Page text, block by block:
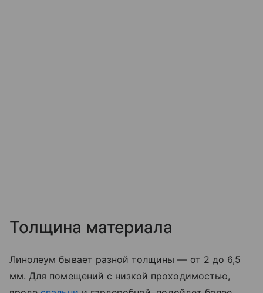
Толщина материала
Линолеум бывает разной толщины — от 2 до 6,5
мм. Для помещений с низкой проходимостью,